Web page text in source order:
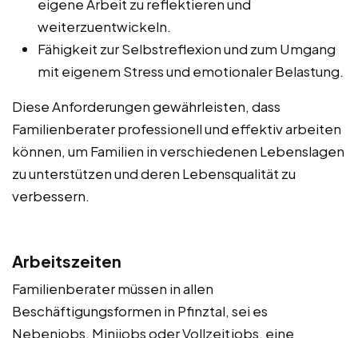
eigene Arbeit zu reflektieren und
weiterzuentwickeln.
Fähigkeit zur Selbstreflexion und zum Umgang
mit eigenem Stress und emotionaler Belastung.
Diese Anforderungen gewährleisten, dass
Familienberater professionell und effektiv arbeiten
können, um Familien in verschiedenen Lebenslagen
zu unterstützen und deren Lebensqualität zu
verbessern.
Arbeitszeiten
Familienberater müssen in allen
Beschäftigungsformen in Pfinztal, sei es
Nebenjobs, Minijobs oder Vollzeitjobs, eine